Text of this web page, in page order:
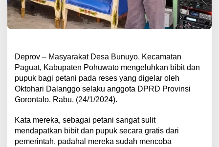
Deprov – Masyarakat Desa Bunuyo, Kecamatan
Paguat, Kabupaten Pohuwato mengeluhkan bibit dan
pupuk bagi petani pada reses yang digelar oleh
Oktohari Dalanggo selaku anggota DPRD Provinsi
Gorontalo. Rabu, (24/1/2024).
Kata mereka, sebagai petani sangat sulit
mendapatkan bibit dan pupuk secara gratis dari
pemerintah, padahal mereka sudah mencoba